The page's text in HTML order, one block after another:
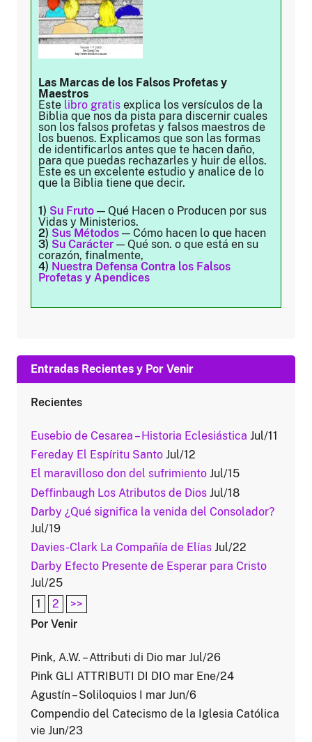
Las Marcas de los Falsos Profetas y
Maestros
Este libro gratis explica los versículos de la
Biblia que nos da pista para discernir cuales
son los falsos profetas y falsos maestros de
los buenos. Explicamos que son las formas
de identificarlos antes que te hacen daño,
para que puedas rechazarles y huir de ellos.
Este es un excelente estudio y analice de lo
que la Biblia tiene que decir.
1) Su Fruto — Qué Hacen o Producen por sus
Vidas y Ministerios.
2) Sus Métodos — Cómo hacen lo que hacen
3) Su Carácter — Qué son. o que está en su
corazón, finalmente,
4) Nuestra Defensa Contra los Falsos
Profetas y Apendices
Entradas Recientes y Por Venir
Recientes
Eusebio de Cesarea – Historia Eclesiástica Jul/11
Fereday El Espíritu Santo Jul/12
El maravilloso don del sufrimiento Jul/15
Deffinbaugh Los Atributos de Dios Jul/18
Darby ¿Qué significa la venida del Consolador?
Jul/19
Davies-Clark La Compañía de Elías Jul/22
Darby Efecto Presente de Esperar para Cristo
Jul/25
1
2
>>
Por Venir
Pink, A.W. – Attributi di Dio mar Jul/26
Pink GLI ATTRIBUTI DI DIO mar Ene/24
Agustín – Soliloquios I mar Jun/6
Compendio del Catecismo de la Iglesia Católica
vie Jun/23